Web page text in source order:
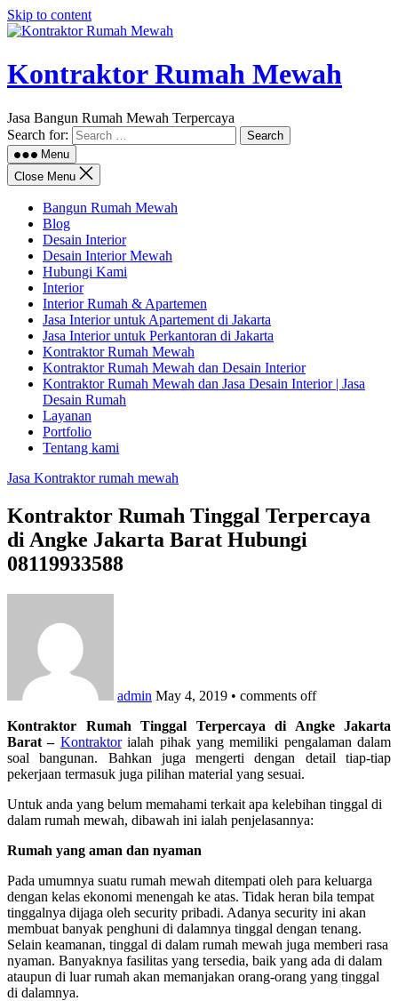
Skip to content
Kontraktor Rumah Mewah
Jasa Bangun Rumah Mewah Terpercaya
Search for:
Menu
Close Menu
Bangun Rumah Mewah
Blog
Desain Interior
Desain Interior Mewah
Hubungi Kami
Interior
Interior Rumah & Apartemen
Jasa Interior untuk Apartement di Jakarta
Jasa Interior untuk Perkantoran di Jakarta
Kontraktor Rumah Mewah
Kontraktor Rumah Mewah dan Desain Interior
Kontraktor Rumah Mewah dan Jasa Desain Interior | Jasa
Desain Rumah
Layanan
Portfolio
Tentang kami
Jasa Kontraktor rumah mewah
Kontraktor Rumah Tinggal Terpercaya
di Angke Jakarta Barat Hubungi
08119933588
admin May 4, 2019 • comments off
Kontraktor Rumah Tinggal Terpercaya di Angke Jakarta
Barat – Kontraktorialah pihak yang memiliki pengalaman dalam
soal bangunan. Bahkan juga mengerti dengan detail tiap-tiap
pekerjaan termasuk juga pilihan material yang sesuai.
Untuk anda yang belum memahami terkait apa kelebihan tinggal di
dalam rumah mewah, dibawah ini ialah penjelasannya:
Rumah yang aman dan nyaman
Pada umumnya suatu rumah mewah ditempati oleh para keluarga
dengan kelas ekonomi menengah ke atas. Tidak heran bila tempat
tinggalnya dijaga oleh security pribadi. Adanya security ini akan
membuat banyak penghuni di dalamnya tinggal dengan tenang.
Selain keamanan, tinggal di dalam rumah mewah juga memberi rasa
nyaman. Banyaknya fasilitas yang tersedia, baik yang ada di dalam
ataupun di luar rumah akan memanjakan orang-orang yang tinggal
di dalamnya.